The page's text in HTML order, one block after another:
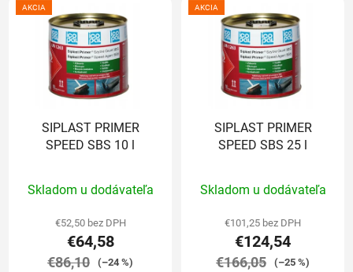
AKCIA
SIPLAST PRIMER
SPEED SBS 10 l
hodnotenie
produktu
je
5,0
Skladom u dodávateľa
€52,50 bez DPH
€64,58
€86,10 (–24 %)
AKCIA
SIPLAST PRIMER
SPEED SBS 25 l
hodnotenie
produktu
je
5,0
Skladom u dodávateľa
€101,25 bez DPH
€124,54
€166,05 (–25 %)